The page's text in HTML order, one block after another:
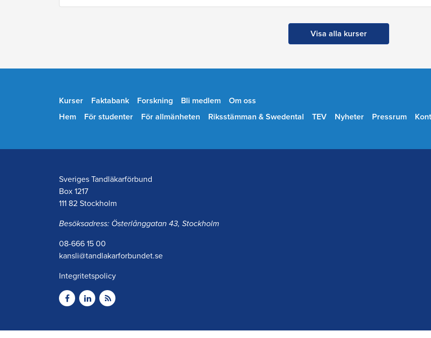
Visa alla kurser
Kurser Faktabank Forskning Bli medlem
Om oss
Hem
För studenter För allmänheten Riksstämman & Swedental TEV Nyheter Pressrum
Sveriges Tandläkarförbund
Box 1217
111 82 Stockholm
Besöksadress: Österlånggatan 43, Stockholm
08-666 15 00
kansli@tandlakarforbundet.se
Integritetspolicy